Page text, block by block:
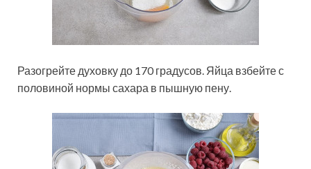
Разогрейте духовку до 170 градусов. Яйца взбейте с
половиной нормы сахара в пышную пену.